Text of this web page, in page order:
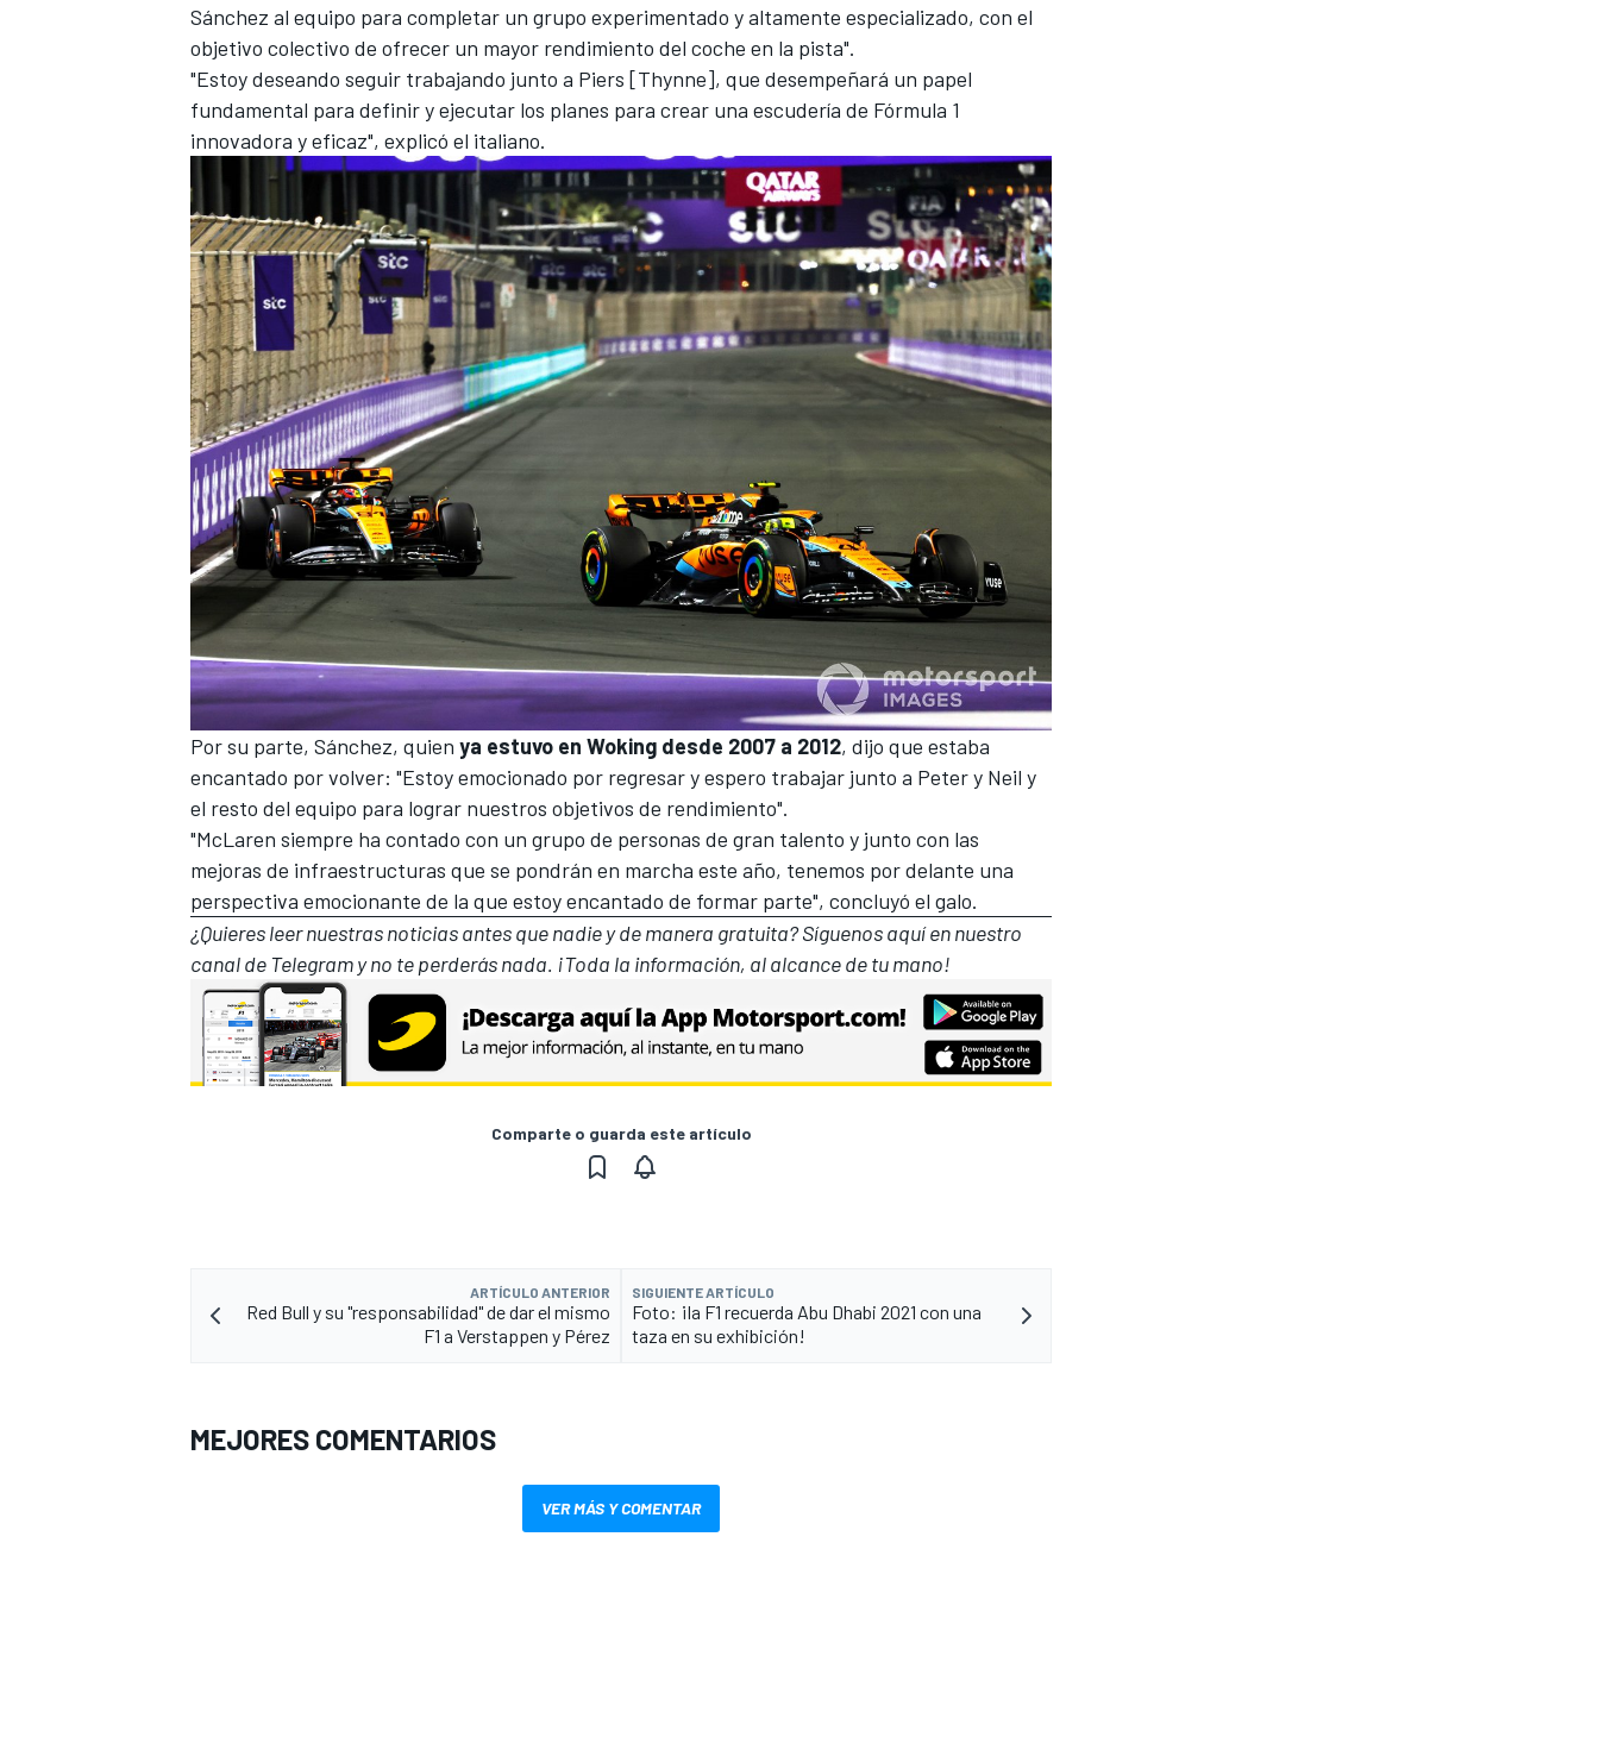
Sánchez al equipo para completar un grupo experimentado y altamente especializado, con el
objetivo colectivo de ofrecer un mayor rendimiento del coche en la pista".
"Estoy deseando seguir trabajando junto a Piers [Thynne], que desempeñará un papel
fundamental para definir y ejecutar los planes para crear una escudería de Fórmula 1
innovadora y eficaz", explicó el italiano.
Por su parte, Sánchez, quien ya estuvo en Woking desde 2007 a 2012, dijo que estaba
encantado por volver: "Estoy emocionado por regresar y espero trabajar junto a Peter y Neil y
el resto del equipo para lograr nuestros objetivos de rendimiento".
"McLaren siempre ha contado con un grupo de personas de gran talento y junto con las
mejoras de infraestructuras que se pondrán en marcha este año, tenemos por delante una
perspectiva emocionante de la que estoy encantado de formar parte", concluyó el galo.
¿Quieres leer nuestras noticias antes que nadie y de manera gratuita? Síguenosaquí en nuestro
canal de Telegramy no te perderás nada. ¡Toda la información, al alcance de tu mano!
Comparte o guarda este artículo
ARTÍCULO ANTERIOR
Red Bull y su "responsabilidad" de dar el mismo
F1 a Verstappen y Pérez
SIGUIENTE ARTÍCULO
Foto: ¡la F1 recuerda Abu Dhabi 2021 con una
taza en su exhibición!
MEJORES COMENTARIOS
VER MÁS Y COMENTAR